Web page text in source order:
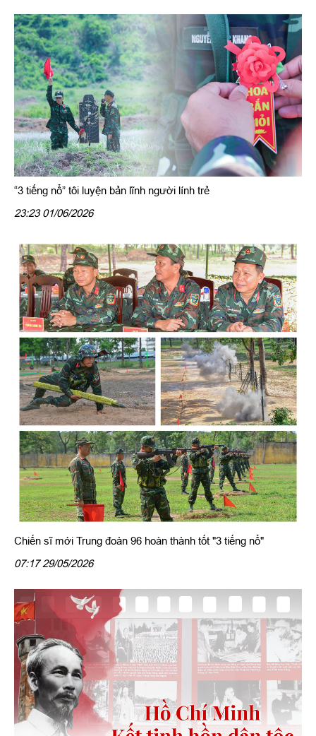
“3 tiếng nổ” tôi luyện bản lĩnh người lính trẻ
23:23 01/06/2026
Chiến sĩ mới Trung đoàn 96 hoàn thành tốt "3 tiếng nổ"
07:17 29/05/2026